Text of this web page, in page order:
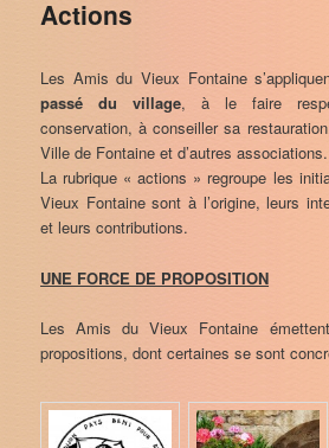
Actions
Les Amis du Vieux Fontaine
passé du village, à le faire
conservation, à conseiller sa
Ville de Fontaine et d’autres associations.
La rubrique « actions » regroupe les
Vieux Fontaine sont à l’origine, leurs
et leurs contributions.
UNE FORCE DE PROPOSITION
Les Amis du Vieux Fontaine
propositions, dont certaines se sont